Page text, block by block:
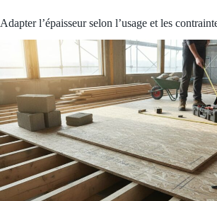
Adapter l’épaisseur selon l’usage et les